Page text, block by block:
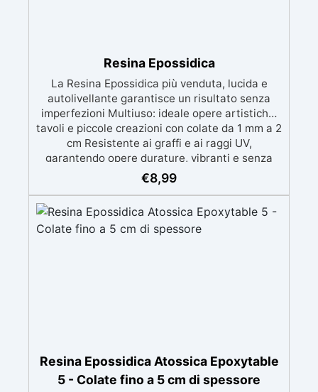
Resina Epossidica
La Resina Epossidica più venduta, lucida e
autolivellante garantisce un risultato senza
imperfezioni Multiuso: ideale opere artistiche,
tavoli e piccole creazioni con colate da 1 mm a 2
cm Resistente ai graffi e ai raggi UV,
garantendo opere durature, vibranti e senza
ingiallimenti nel tempo Bassa viscosità e
formula anti-bolle per risultati impeccabili,
Certificata Atossica post catalisi per contatto
con la pelle, BPA free e VoC Free
€8,99
Resina Epossidica Atossica Epoxytable
5 - Colate fino a 5 cm di spessore